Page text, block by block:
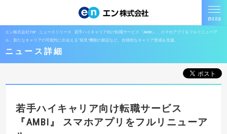
エン株式会社TOP ニュースリリース
若手ハイキャリア向け転職サービス『AMBI』、スマホアプリをフルリニューア
ル。新たなキャリアの可能性に出会える“発見”機能の新設など、自律的なキャリア形成を支援。
ニュース詳細
若手ハイキャリア向け転職サービス
『AMBI』
スマホアプリをフルリニューア